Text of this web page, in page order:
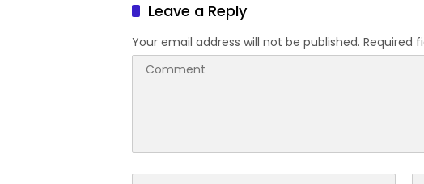
Leave a Reply
Your email address will not be published. Required